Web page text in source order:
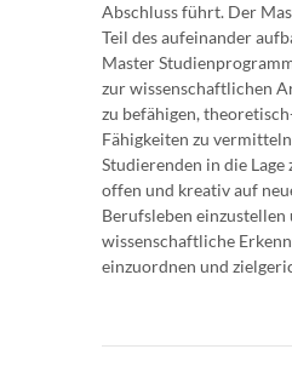
Abschluss führt. Der
Teil des aufeinander
Master
zur wissenschaftlichen
zu befähigen,
Fähigkeiten zu
Studierenden in die Lage
offen und kreativ auf
Berufsleben einzustellen
wissenschaftliche
einzuordnen und